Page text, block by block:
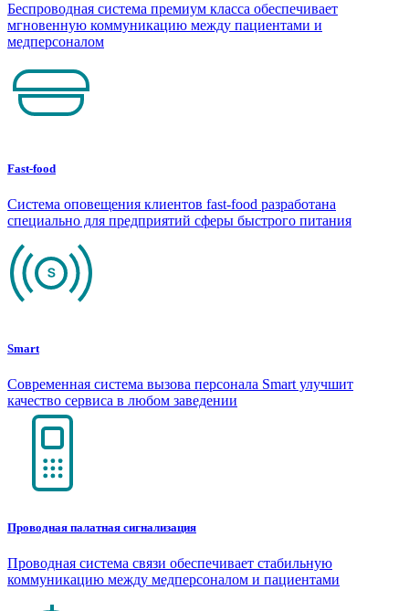
Беспроводная система премиум класса обеспечивает
мгновенную коммуникацию между пациентами и
медперсоналом
Fast-food
Система оповещения клиентов fast-food разработана
специально для предприятий сферы быстрого питания
Smart
Современная система вызова персонала Smart улучшит
качество сервиса в любом заведении
Проводная палатная сигнализация
Проводная система связи обеспечивает стабильную
коммуникацию между медперсоналом и пациентами